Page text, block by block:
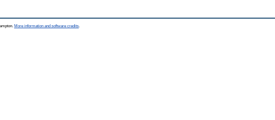
More information and software credits